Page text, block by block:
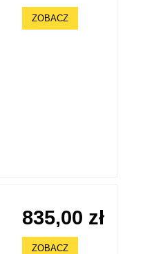
ZOBACZ
835,00 zł
ZOBACZ